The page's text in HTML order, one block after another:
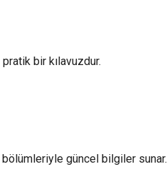
pratik bir kılavuzdur.
güncel bilgiler sunar.